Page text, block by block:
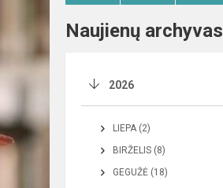
Naujienų archyvas
2026
LIEPA (2)
BIRŽELIS (8)
GEGUŽĖ (18)